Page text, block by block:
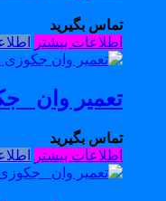
تماس بگیرید
اطلاعات بیشتر
تعمیر وان _جکوزی
تماس بگیرید
اطلاعات بیشتر